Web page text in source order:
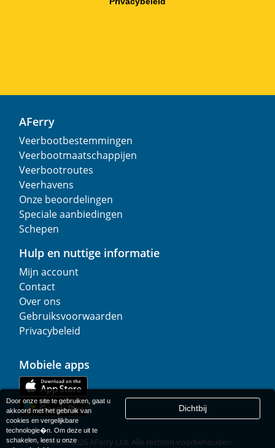
AFerry
Veerbootbestemmingen
Veerbootmaatschappijen
Veerbootroutes
Veerhavens
Onze beoordelingen
Speciale aanbiedingen
Schepen
Hulp en nuttige informatie
Mijn account
Contact
Over ons
Gebruiksvoorwaarden
Privacybeleid
Mobiele apps
© 1977-2026AFerry Ltd. Alle rechten voorbehouden.
Door onze site te gebruiken, gaat u
akkoord met het gebruik van
cookies en vergelijkbare
technologie�n. Om deze uit te
schakelen, leest u onze
Dichtbij